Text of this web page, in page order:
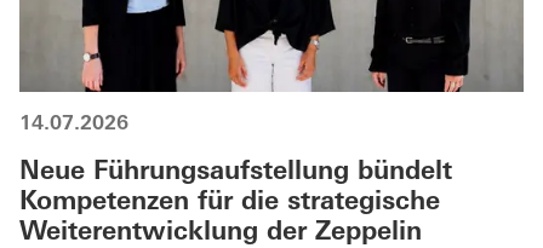
14.07.2026
Neue Führungsaufstellung bündelt
Kompetenzen für die strategische
Weiterentwicklung der Zeppelin